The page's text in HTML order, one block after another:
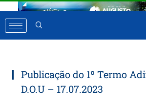
Publicação do 1º Termo
D.O.U – 17.07.2023